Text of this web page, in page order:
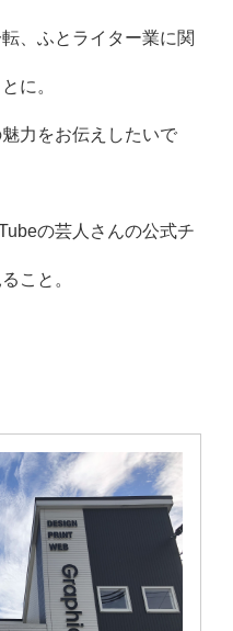
、ふとライター業に関
に。
力をお伝えしたいで
の芸人さんの公式チ
こと。